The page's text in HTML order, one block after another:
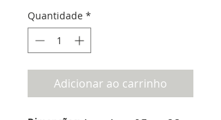
Quantidade *
Adicionar ao carrinho